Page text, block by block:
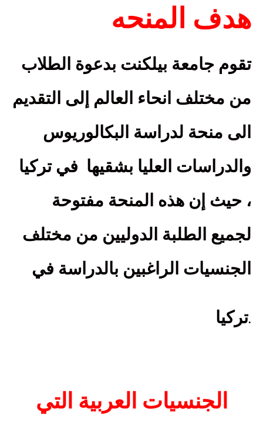
هدف المنحه
تقوم جامعة بيلكنت بدعوة الطلاب
من مختلف انحاء العالم إلى التقديم
الى منحة لدراسة البكالوريوس
والدراسات العليا بشقيها في تركيا
، حيث إن هذه المنحة مفتوحة
لجميع الطلبة الدوليين من مختلف
الجنسيات الراغبين بالدراسة في
تركيا.
الجنسيات العربية التي